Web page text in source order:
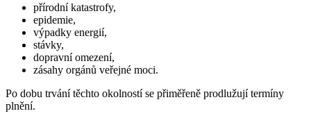
přírodní katastrofy,
epidemie,
výpadky energií,
stávky,
dopravní omezení,
zásahy orgánů veřejné moci.
Po dobu trvání těchto okolností se přiměřeně prodlužují termíny
plnění.